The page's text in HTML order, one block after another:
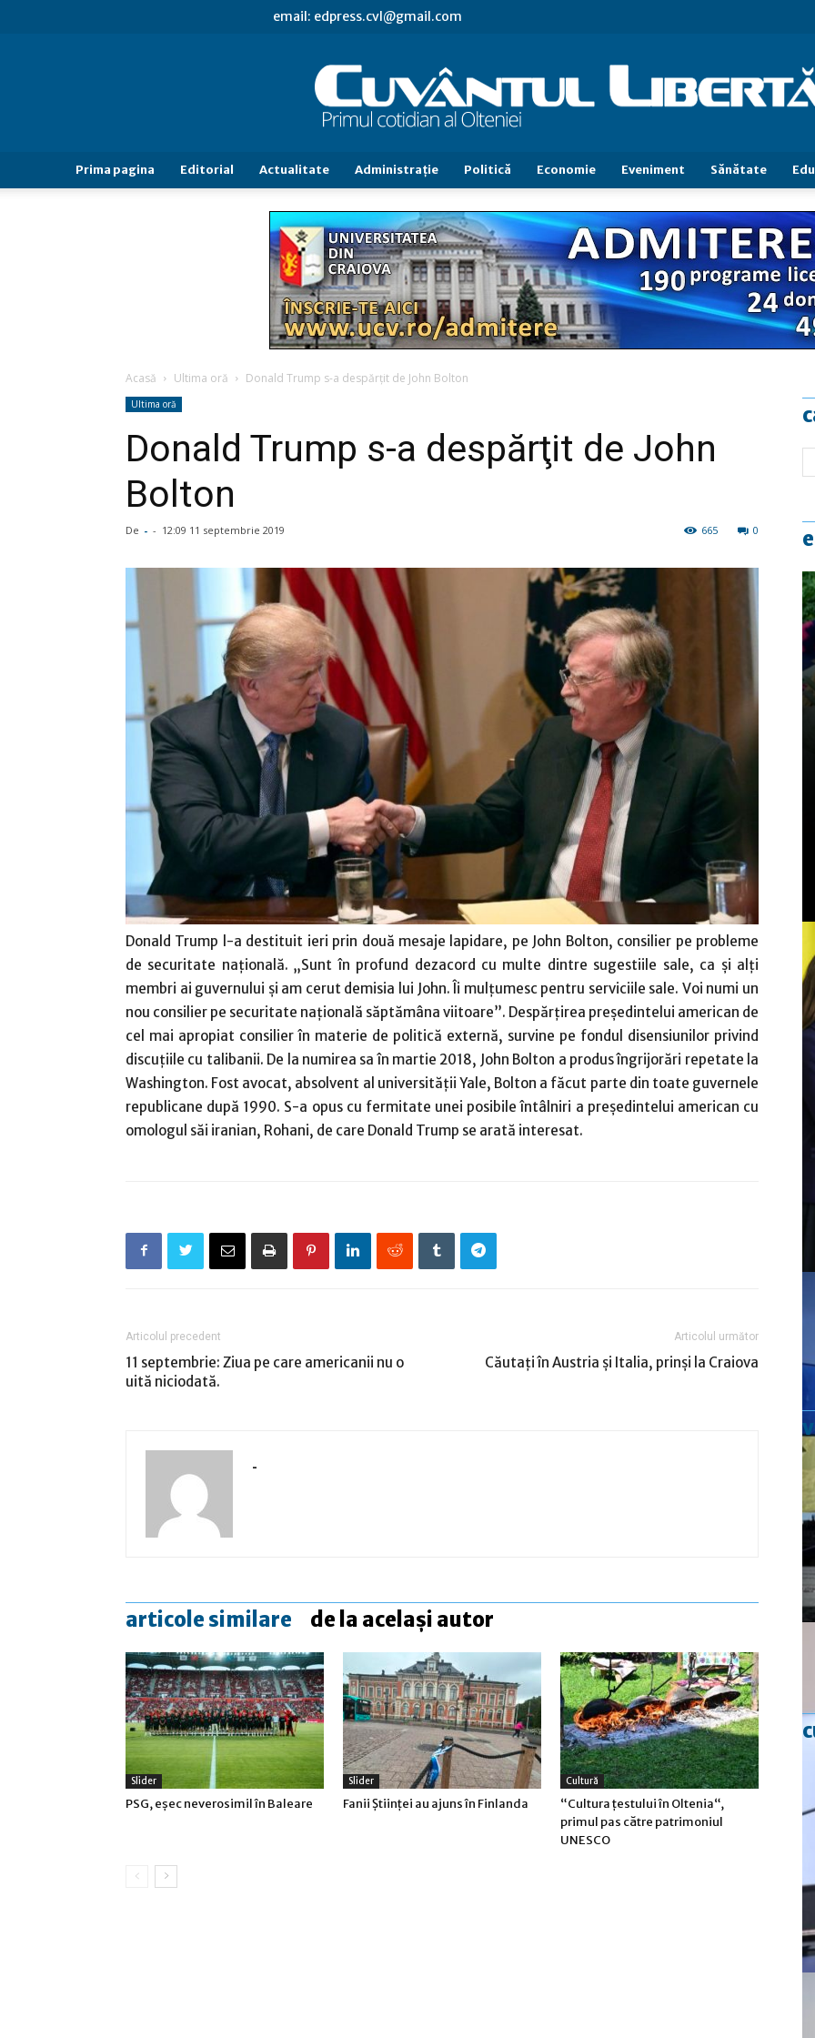
email: edpress.cvl@gmail.com
Cuvântul
Libertăţii
Prima pagina Editorial Actualitate Administraţie Politică Economie Eveniment Sănătate
Acasă Ultima oră Donald Trump s-a despărţit de John Bolton
Ultima oră
Donald Trump s-a despărţit de John
Bolton
De - - 12:09 11 septembrie 2019 0
665
Donald Trump l-a destituit ieri prin două mesaje lapidare, pe John Bolton, consilier pe probleme
de securitate naţională. „Sunt în profund dezacord cu multe dintre sugestiile sale, ca şi alţi
membri ai guvernului şi am cerut demisia lui John. Îi mulţumesc pentru serviciile sale. Voi numi un
nou consilier pe securitate naţională săptămâna viitoare”. Despărţirea preşedintelui american de
cel mai apropiat consilier în materie de politică externă, survine pe fondul disensiunilor privind
discuţiile cu talibanii. De la numirea sa în martie 2018, John Bolton a produs îngrijorări repetate la
Washington. Fost avocat, absolvent al universităţii Yale, Bolton a făcut parte din toate guvernele
republicane după 1990. S-a opus cu fermitate unei posibile întâlniri a preşedintelui american cu
omologul săi iranian, Rohani, de care Donald Trump se arată interesat.
Articolul precedent
11 septembrie: Ziua pe care americanii nu o
uită niciodată.
Articolul următor
Căutaţi în Austria şi Italia, prinşi la Craiova
-
articole similare de la același autor
Slider
PSG, eşec neverosimil în Baleare
Slider
Fanii Ştiinţei au ajuns în Finlanda
Cultură
“Cultura țestului în Oltenia“,
primul pas către patrimoniul
UNESCO